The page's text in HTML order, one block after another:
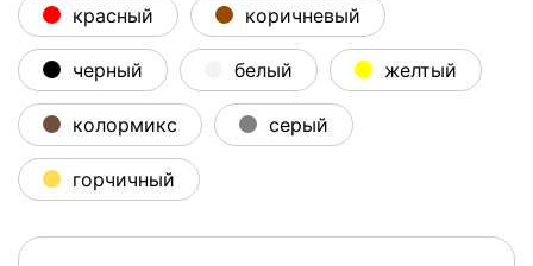
красный коричневый
черный белый желтый
колормикс серый
горчичный